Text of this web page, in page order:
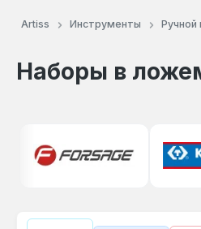
Artiss Инструменты Ручной
Наборы в